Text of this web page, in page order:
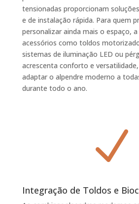
tensionadas proporcionam
e de instalação rápida. Para quem
personalizar ainda mais o espaço,
acessórios como toldos
sistemas de iluminação LED ou
acrescenta conforto e
adaptar o alpendre moderno a
durante todo o ano.
N
Integração de Toldos e